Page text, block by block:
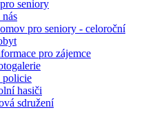
seniory
pro seniory - celoroční
pro zájemce
policie
hasiči
sdružení